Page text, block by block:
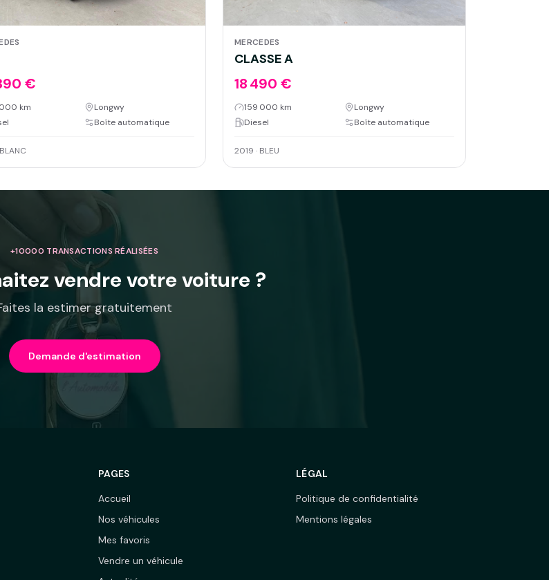
€
km
Longwy
Boîte automatique
BLANC
MERCEDES
CLASSE A
18 490 €
159 000 km
Longwy
Diesel
Boîte automatique
2019 · BLEU
+10000 TRANSACTIONS RÉALISÉES
vendre votre voiture ?
la estimer gratuitement
Demande d'estimation
PAGES
Accueil
Nos véhicules
Mes favoris
Vendre un véhicule
LÉGAL
Politique de confidentialité
Mentions légales